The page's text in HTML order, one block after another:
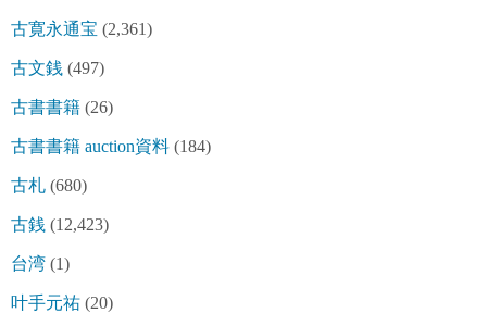
古寛永通宝 (2,361)
古文銭 (497)
古書書籍 (26)
古書書籍 auction資料 (184)
古札 (680)
古銭 (12,423)
台湾 (1)
叶手元祐 (20)